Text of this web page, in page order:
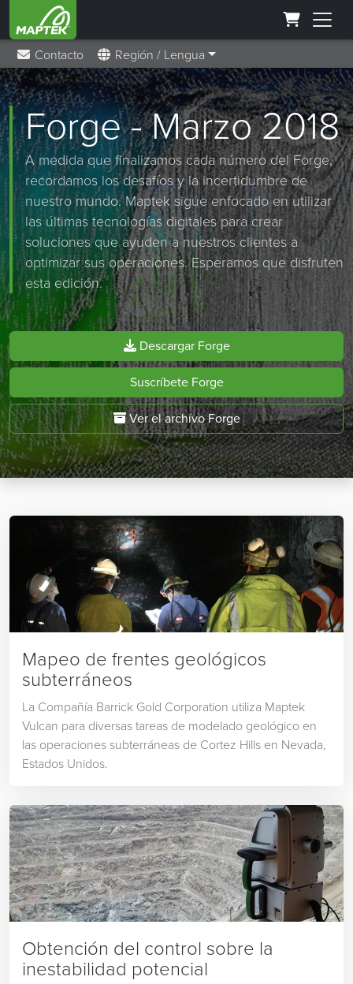
Contacto Región / Lengua
Forge - Marzo 2018
A medida que finalizamos cada número del Forge,
recordamos los desafíos y la incertidumbre de
nuestro mundo. Maptek sigue enfocado en utilizar
las últimas tecnologías digitales para crear
soluciones que ayuden a nuestros clientes a
optimizar sus operaciones. Esperamos que disfruten
esta edición.
Descargar Forge
Suscríbete Forge
Ver el archívo Forge
Mapeo de frentes geológicos
subterráneos
La Compañía Barrick Gold Corporation utiliza Maptek
Vulcan para diversas tareas de modelado geológico en
las operaciones subterráneas de Cortez Hills en Nevada,
Estados Unidos.
Obtención del control sobre la
inestabilidad potencial